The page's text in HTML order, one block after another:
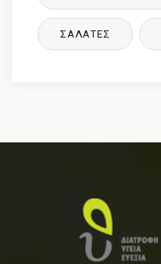
ΣΑΛΑΤΕΣ